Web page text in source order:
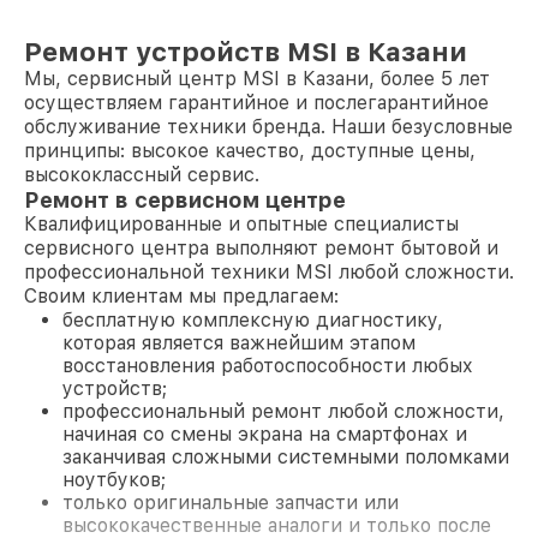
Ремонт устройств MSI в Казани
Мы, сервисный центр MSI в Казани, более 5 лет
осуществляем гарантийное и послегарантийное
обслуживание техники бренда. Наши безусловные
принципы: высокое качество, доступные цены,
высококлассный сервис.
Ремонт в сервисном центре
Квалифицированные и опытные специалисты
сервисного центра выполняют ремонт бытовой и
профессиональной техники MSI любой сложности.
Своим клиентам мы предлагаем:
бесплатную комплексную диагностику,
которая является важнейшим этапом
восстановления работоспособности любых
устройств;
профессиональный ремонт любой сложности,
начиная со смены экрана на смартфонах и
заканчивая сложными системными поломками
ноутбуков;
только оригинальные запчасти или
высококачественные аналоги и только после